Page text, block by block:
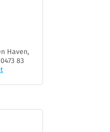
Haven,
83